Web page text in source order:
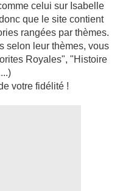
celui sur Isabelle
que le site contient
rangées par thèmes.
selon leur thèmes, vous
Royales", "Histoire
votre fidélité !